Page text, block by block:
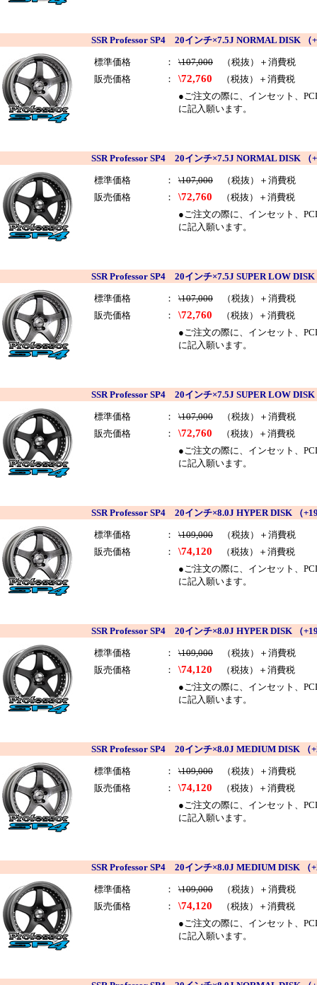
SSR Professor SP4 20インチ×7.5J NORMAL DISK （
標準価格 ： \107,000 （税抜）＋消費税
販売価格
： \72,760 （税抜）＋消費税
●ご注文の際に、インセット、
に記入願います。
SSR Professor SP4 20インチ×7.5J NORMAL DISK （
標準価格 ： \107,000 （税抜）＋消費税
販売価格
： \72,760 （税抜）＋消費税
●ご注文の際に、インセット、
に記入願います。
SSR Professor SP4 20インチ×7.5J SUPER LOW
標準価格 ： \107,000 （税抜）＋消費税
販売価格
： \72,760 （税抜）＋消費税
●ご注文の際に、インセット、
に記入願います。
SSR Professor SP4 20インチ×7.5J SUPER LOW
標準価格 ： \107,000 （税抜）＋消費税
販売価格
： \72,760 （税抜）＋消費税
●ご注文の際に、インセット、
に記入願います。
SSR Professor SP4 20インチ×8.0J HYPER DISK （
標準価格 ： \109,000 （税抜）＋消費税
販売価格
： \74,120 （税抜）＋消費税
●ご注文の際に、インセット、
に記入願います。
SSR Professor SP4 20インチ×8.0J HYPER DISK （
標準価格 ： \109,000 （税抜）＋消費税
販売価格
： \74,120 （税抜）＋消費税
●ご注文の際に、インセット、
に記入願います。
SSR Professor SP4 20インチ×8.0J MEDIUM DISK （
標準価格 ： \109,000 （税抜）＋消費税
販売価格
： \74,120 （税抜）＋消費税
●ご注文の際に、インセット、
に記入願います。
SSR Professor SP4 20インチ×8.0J MEDIUM DISK （
標準価格 ： \109,000 （税抜）＋消費税
販売価格
： \74,120 （税抜）＋消費税
●ご注文の際に、インセット、
に記入願います。